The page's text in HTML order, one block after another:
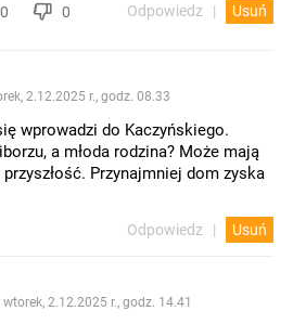
0 0 Odpowiedz Usuń
2.12.2025 r., godz. 08.33
wprowadzi do Kaczyńskiego.
a młoda rodzina? Może mają
Przynajmniej dom zyska
Odpowiedz Usuń
wtorek, 2.12.2025 r., godz. 14.41